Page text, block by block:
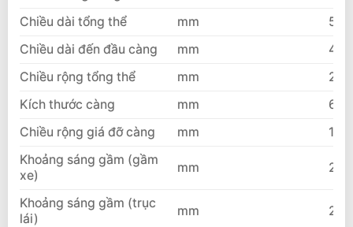
Chiều dài tổng thể
mm
Chiều dài đến đầu càng
mm
Chiều rộng tổng thể
mm
Kích thước càng
mm
Chiều rộng giá đỡ càng
mm
Khoảng sáng gầm (gầm
xe)
mm 200
Khoảng sáng gầm (trục
lái)
mm 265